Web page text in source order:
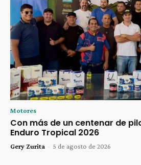
Motores
Con más de un centenar de
Enduro Tropical 2026
Gery Zurita - 5 de agosto de 2026